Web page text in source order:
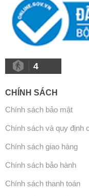
4
CHÍNH SÁCH
Chính sách bảo mật
Chính sách và quy định
Chính sách giao hàng
Chính sách bảo hành
Chính sách thanh toán